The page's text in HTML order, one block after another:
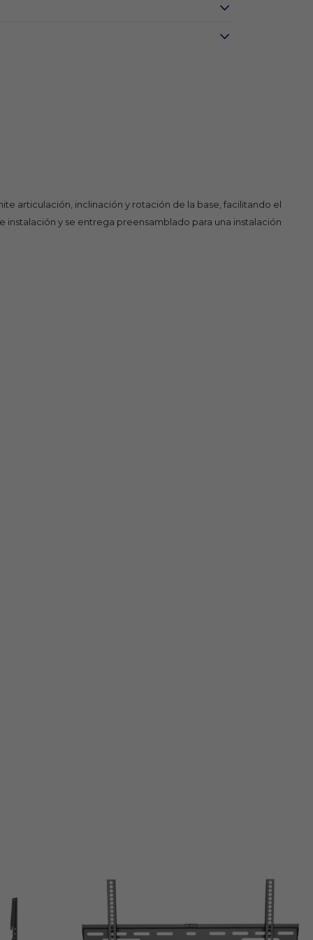
articulación, inclinación y rotación de la base, facilitando el
y se entrega preensamblado para una instalación